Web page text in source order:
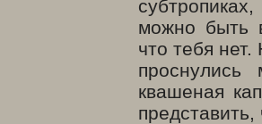
можно быть
что тебя
квашеная